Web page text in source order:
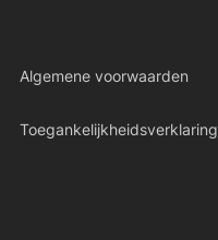
Algemene voorwaarden
Toegankelijkheidsverklaring